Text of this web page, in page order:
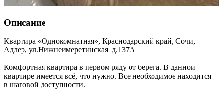
Описание
Квартира «Однокомнатная», Краснодарский край, Сочи,
Адлер, ул.Нижнеимеретинская, д.137А
Комфортная квартира в первом ряду от берега. В данной
квартире имеется всё, что нужно. Все необходимое находится
в шаговой доступности.